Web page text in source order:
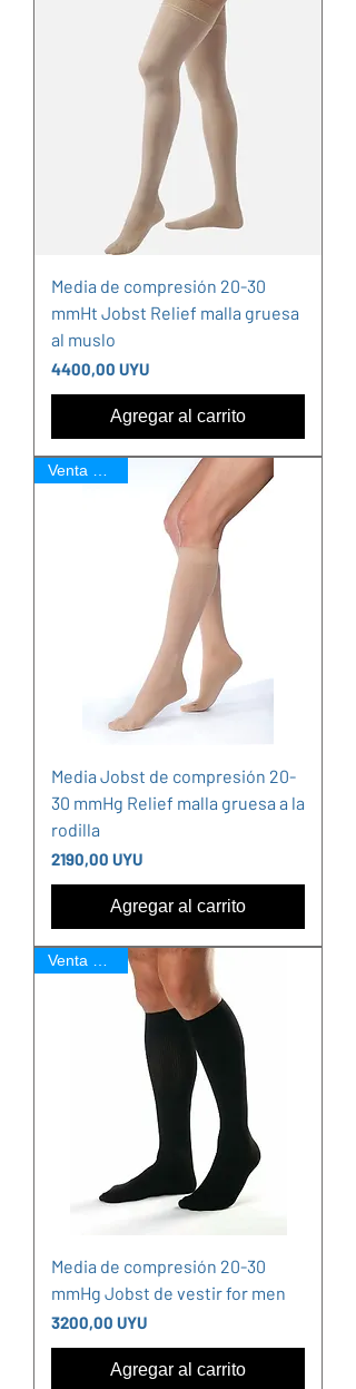
Media de compresión 20-30
mmHt Jobst Relief malla gruesa
al muslo
Precio
4400,00 UYU
Agregar al carrito
Media Jobst de compresión 20-
30 mmHg Relief malla gruesa a la
rodilla
Precio
2190,00 UYU
Agregar al carrito
Media de compresión 20-30
mmHg Jobst de vestir for men
Precio
3200,00 UYU
Agregar al carrito